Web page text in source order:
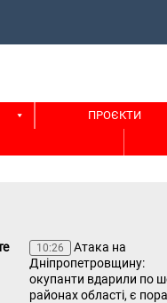
ПРОЄКТИ
10:26
Атака на
Дніпропетровщину:
окупанти вдарили по
районах області, є